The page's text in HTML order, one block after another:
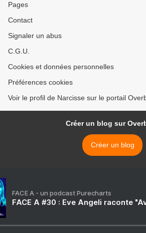
Pages
Contact
Signaler un abus
C.G.U.
Cookies et données personnelles
Préférences cookies
Voir le profil de Narcisse sur le portail
Créer un blog sur
Créer un blog
FACE A - un podcast Purecharts
FACE A #30 : Eve Angeli raconte